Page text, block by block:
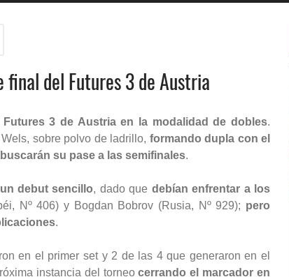
del Futures 3 de Austria
3 de Austria en la modalidad de dobles.
sobre polvo de ladrillo, formando dupla con el
su pase a las semifinales.
debut sencillo, dado que debían enfrentar a los
Nº 406) y Bogdan Bobrov (Rusia, Nº 929); pero
.
en el primer set y 2 de las 4 que generaron en el
instancia del torneocerrando el marcador en